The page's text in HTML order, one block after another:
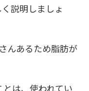
説明しましょ
んあるため脂肪が
は、使われてい